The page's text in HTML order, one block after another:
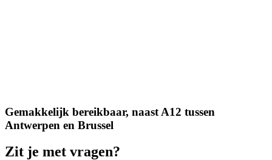
Gemakkelijk bereikbaar, naast A12 tussen
Antwerpen en Brussel
Zit je met vragen?